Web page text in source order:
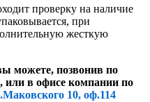
проверку на наличие
при
жесткую
можете, позвонив по
, или в офисе компании по
10, оф.114